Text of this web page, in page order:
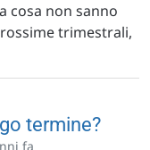
cosa non sanno
trimestrali,
termine?
fa